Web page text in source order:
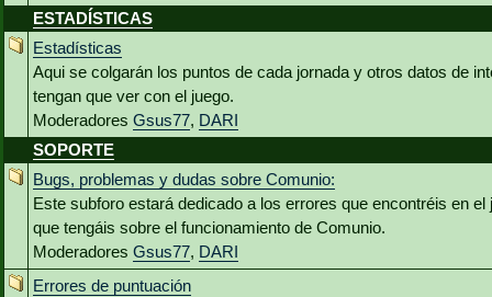
ESTADÍSTICAS
Estadísticas
Aqui se colgarán los puntos de cada jornada y otros datos de
tengan que ver con el juego.
Moderadores Gsus77, DARI
SOPORTE
Bugs, problemas y dudas sobre Comunio:
Este subforo estará dedicado a los errores que encontréis en el
que tengáis sobre el funcionamiento de Comunio.
Moderadores Gsus77, DARI
Errores de puntuación